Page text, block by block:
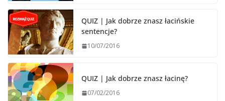
QUIZ | Jak dobrze znasz łacińskie
sentencje?
10/07/2016
QUIZ | Jak dobrze znasz łacinę?
07/02/2016